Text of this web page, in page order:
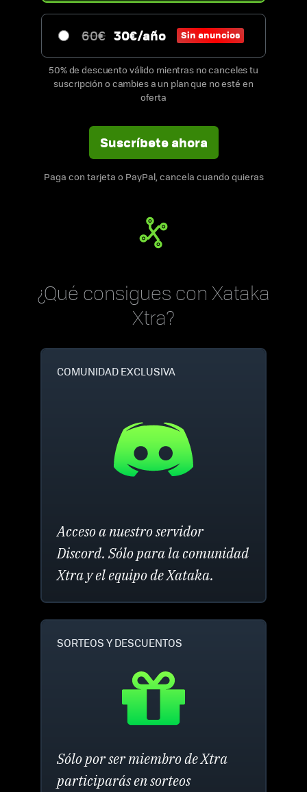
60€ 30€/año Sin anuncios
50% de descuento válido mientras no canceles tu
suscripción o cambies a un plan que no esté en
oferta
Suscríbete ahora
Paga con tarjeta o PayPal, cancela cuando quieras
¿Qué consigues con Xataka
Xtra?
COMUNIDAD EXCLUSIVA
Acceso a nuestro servidor
Discord. Sólo para la comunidad
Xtra y el equipo de Xataka.
SORTEOS Y DESCUENTOS
Sólo por ser miembro de Xtra
participarás en sorteos